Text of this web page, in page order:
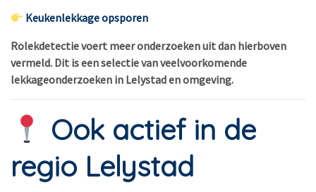
Keukenlekkage opsporen
Rolekdetectie voert meer onderzoeken uit dan hierboven
vermeld. Dit is een selectie van veelvoorkomende
lekkageonderzoeken in Lelystad en omgeving.
Ook actief in de
regio Lelystad